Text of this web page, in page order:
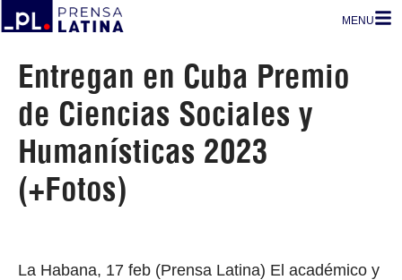
MENU
Entregan en Cuba Premio
de Ciencias Sociales y
Humanísticas 2023
(+Fotos)
La Habana, 17 feb (Prensa Latina) El académico y